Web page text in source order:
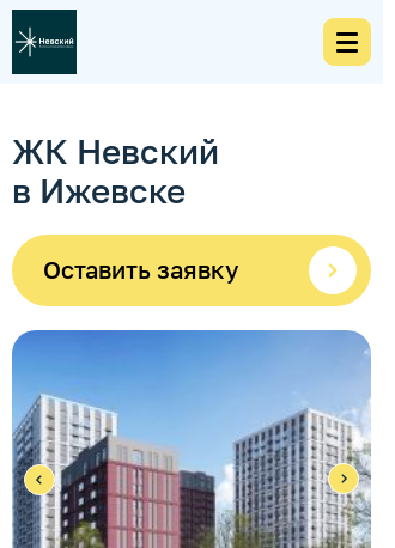
ЖК Невский
в Ижевске
Оставить заявку